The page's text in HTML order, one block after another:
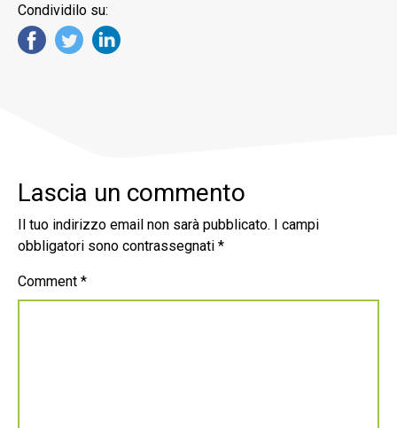
Condividilo su:
Lascia un commento
Il tuo indirizzo email non sarà pubblicato.
I campi
obbligatori sono contrassegnati *
Comment *